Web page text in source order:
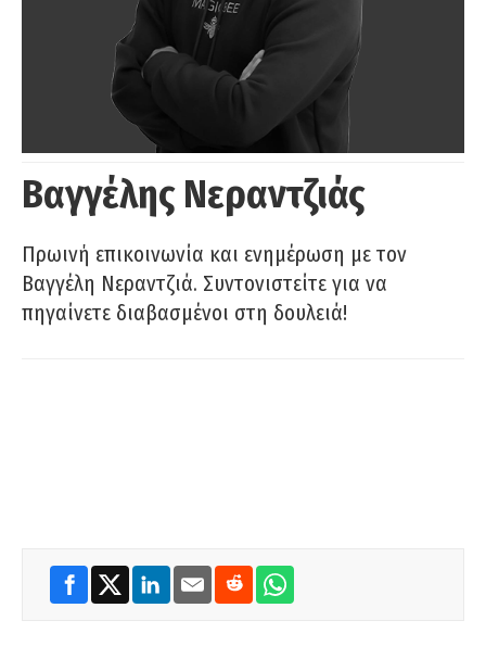
Βαγγέλης Νεραντζιάς
Πρωινή επικοινωνία και ενημέρωση με τον
Βαγγέλη Νεραντζιά. Συντονιστείτε για να
πηγαίνετε διαβασμένοι στη δουλειά!